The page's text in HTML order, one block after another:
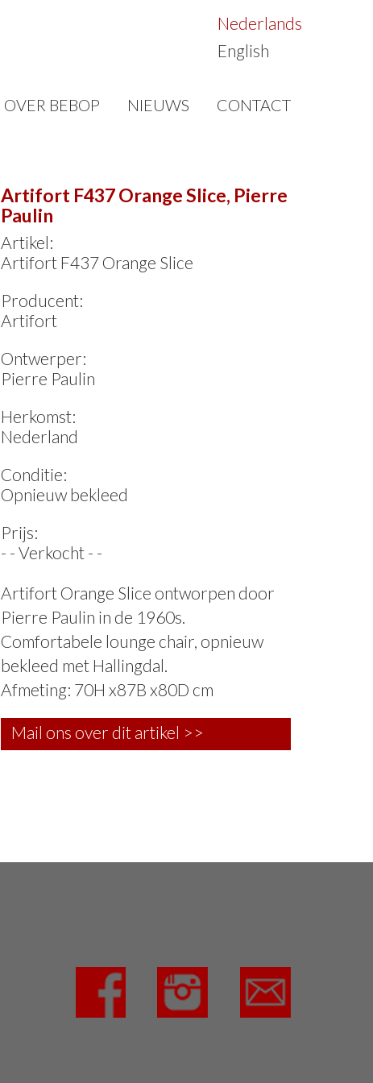
OVER BEBOP NIEUWS CONTACT
Nederlands
English
Artifort F437 Orange Slice, Pierre
Paulin
Artikel:
Artifort F437 Orange Slice
Producent:
Artifort
Ontwerper:
Pierre Paulin
Herkomst:
Nederland
Conditie:
Opnieuw bekleed
Prijs:
- - Verkocht - -
Artifort Orange Slice ontworpen door
Pierre Paulin in de 1960s.
Comfortabele lounge chair, opnieuw
bekleed met Hallingdal.
Afmeting: 70H x87B x80D cm
Mail ons over dit artikel >>